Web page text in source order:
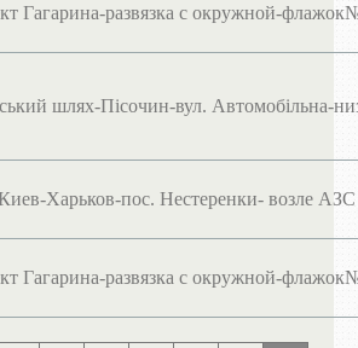
Гагарина-развязка с окружной-
шлях-Пісочин-вул. Автомобільна-
Харьков-пос. Нестеренки- возле
Гагарина-развязка с окружной-